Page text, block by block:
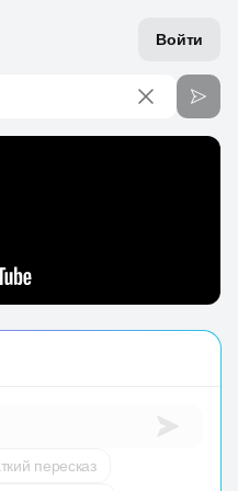
Войти
пересказ